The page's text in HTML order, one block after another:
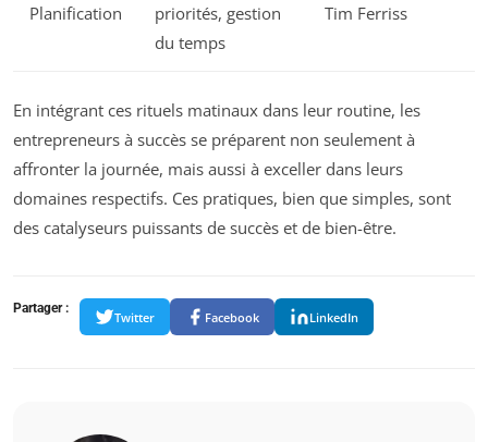
Planification
priorités, gestion
du temps
Tim Ferriss
En intégrant ces rituels matinaux dans leur routine, les
entrepreneurs à succès se préparent non seulement à
affronter la journée, mais aussi à exceller dans leurs
domaines respectifs. Ces pratiques, bien que simples, sont
des catalyseurs puissants de succès et de bien-être.
Partager :
Twitter Facebook LinkedIn